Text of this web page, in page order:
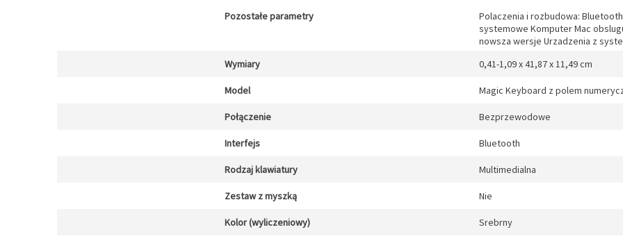
Pozostałe parametry
Polaczenia i rozbudowa:
systemowe Komputer Mac
nowsza wersje Urzadzenia z
Wymiary
0,41-1,09 x 41,87 x 11,49 cm
Model Magic Keyboard z polem
Połączenie Bezprzewodowe
Interfejs Bluetooth
Rodzaj klawiatury Multimedialna
Zestaw z myszką Nie
Kolor (wyliczeniowy) Srebrny